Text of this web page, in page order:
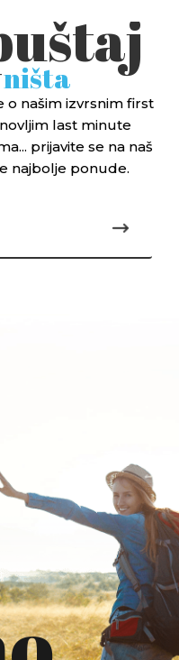
ništa
o našim izvrsnim first
last minute
prijavite se na naš
najbolje ponude.